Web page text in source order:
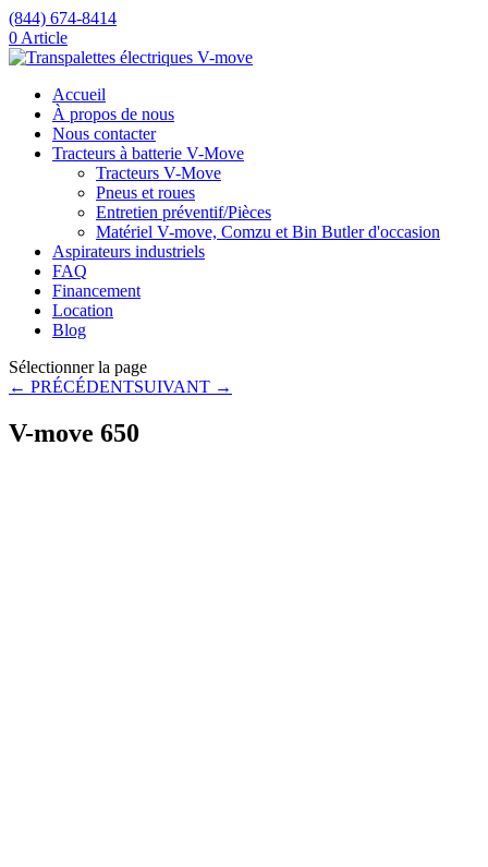
(844) 674-8414
0 Article
Accueil
À propos de nous
Nous contacter
Tracteurs à batterie V-Move
Tracteurs V-Move
Pneus et roues
Entretien préventif/Pièces
Matériel V-move, Comzu et Bin Butler d'occasion
Aspirateurs industriels
FAQ
Financement
Location
Blog
Sélectionner la page
← PRÉCÉDENTSUIVANT →
V-move 650